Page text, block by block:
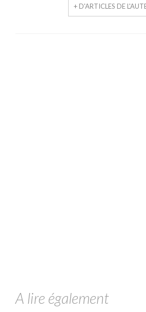
+ D'ARTICLES DE
A lire également